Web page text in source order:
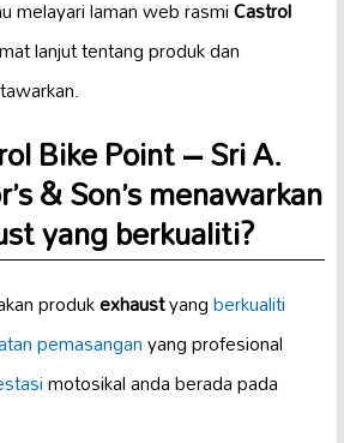
melayari laman web rasmiCastrol
lanjut tentang produk dan
Bike Point – Sri A.
& Son’s menawarkan
yang berkualiti?
produkexhaustyangberkualiti
pemasanganyang profesional
motosikal anda berada pada